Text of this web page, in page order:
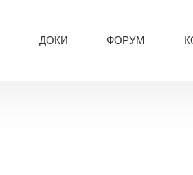
ДОКИ ФОРУМ